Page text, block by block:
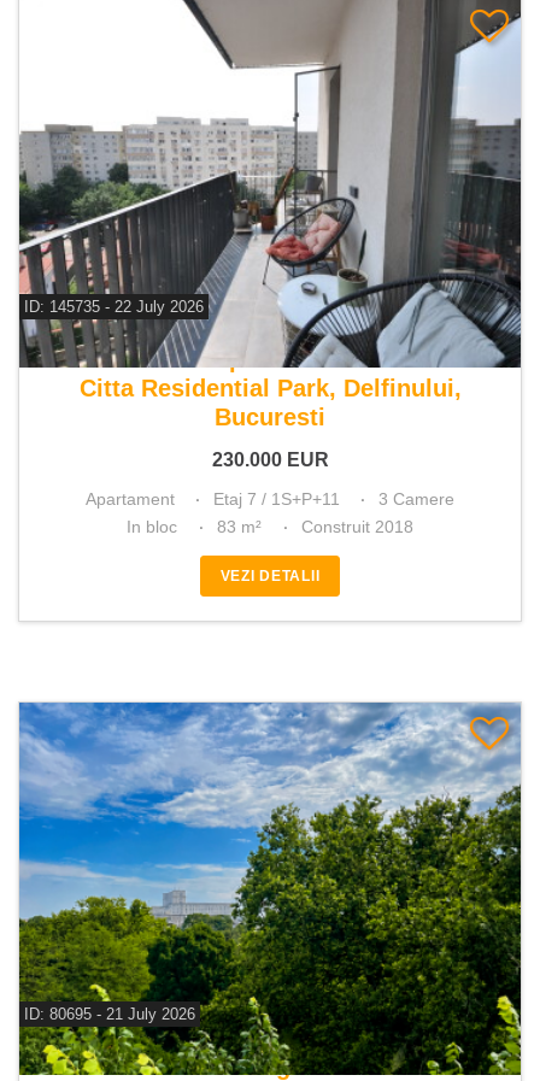
ID: 145735 - 22 July 2026
De vanzare apartament 3 camere
Citta Residential Park, Delfinului,
Bucuresti
230.000 EUR
Apartament Etaj 7 / 1S+P+11
3 Camere
In bloc
83 m² Construit 2018
VEZI DETALII
ID: 80695 - 21 July 2026
De vanzare garsoniera